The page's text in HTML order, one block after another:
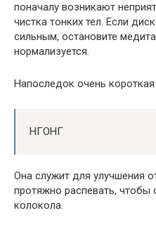
поначалу возникают
чистка тонких тел. Если
сильным, остановите
нормализуется.
Напоследок очень
НГОНГ
Она служит для улучшения
протяжно распевать,
колокола.